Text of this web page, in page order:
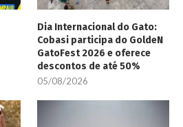
Dia Internacional do Gato:
Cobasi participa do GoldeN
GatoFest 2026 e oferece
descontos de até 50%
05/08/2026